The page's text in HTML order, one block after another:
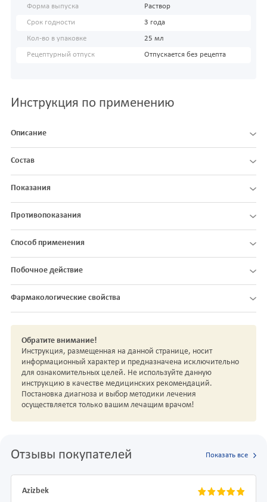
Форма выпуска Раствор
Срок годности 3 года
Кол-во в упаковке 25 мл
Рецептурный отпуск Отпускается без рецепта
Инструкция по применению
Описание
Состав
Показания
Противопоказания
Способ применения
Побочное действие
Фармакологические свойства
Обратите внимание!
Инструкция, размещенная на данной странице, носит
информационный характер и предназначена исключительно
для ознакомительных целей. Не используйте данную
инструкцию в качестве медицинских рекомендаций.
Постановка диагноза и выбор методики лечения
осуществляется только вашим лечащим врачом!
Отзывы покупателей Показать все
Azizbek